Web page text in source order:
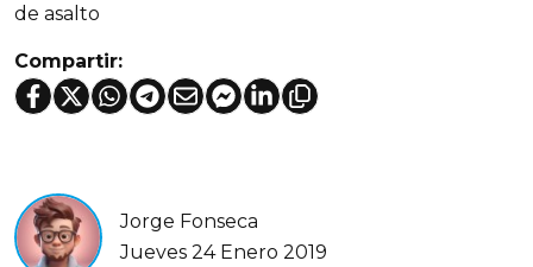
de asalto
Compartir:
Jorge Fonseca
Jueves 24 Enero 2019